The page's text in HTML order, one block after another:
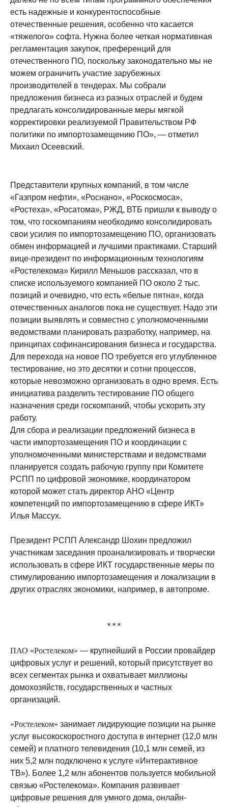
есть надежные и конкурентоспособные
отечественные решения, особенно что касается
«тяжелого» софта. Нужна более четкая нормативная
регламентация закупок, преференций для
отечественного ПО, поскольку законодательно мы не
можем ограничить участие зарубежных
производителей в тендерах. Мы собрали
предложения бизнеса из разных отраслей и будем
предлагать консолидированные меры мягкой
корректировки реализуемой Правительством РФ
политики по импортозамещению ПО», — отметил
Михаил Осеевский.
Представители крупных компаний, в том числе
«Газпром нефти», «Роснано», «Роскосмоса»,
«Ростеха», «Росатома», РЖД, ВТБ пришли к выводу о
том, что госкомпаниям необходимо консолидировать
свои усилия по импортозамещению ПО, организовать
обмен информацией и лучшими практиками. Старший
вице-президент по информационным технологиям
«Ростелекома» Кирилл Меньшов рассказал, что в
списке используемого компанией ПО около 2 тыс.
позиций и очевидно, что есть «белые пятна», когда
отечественных аналогов пока не существует. Надо эти
позиции выявлять и совместно с уполномоченными
ведомствами планировать разработку, например, на
принципах софинансирования бизнеса и государства.
Для перехода на новое ПО требуется его углубленное
тестирование, но это десятки и сотни процессов,
которые невозможно организовать в одно время. Есть
инициатива разделить тестирование ПО общего
назначения среди госкомпаний, чтобы ускорить эту
работу.
Для сбора и реализации предложений бизнеса в
части импортозамещения ПО и координации с
уполномоченными министерствами и ведомствами
планируется создать рабочую группу при Комитете
РСПП по цифровой экономике, координатором
которой может стать директор АНО «Центр
компетенций по импортозамещению в сфере ИКТ»
Илья Массух.
Президент РСПП Александр Шохин предложил
участникам заседания проанализировать и творчески
использовать в сфере ИКТ государственные меры по
стимулированию импортозамещения и локализации в
других отраслях экономики, например, в автопроме.
* * *
ПАО «Ростелеком» — крупнейший в России провайдер
цифровых услуг и решений, который присутствует во
всех сегментах рынка и охватывает миллионы
домохозяйств, государственных и частных
организаций.
«Ростелеком» занимает лидирующие позиции на рынке
услуг высокоскоростного доступа в интернет (12,0 млн
семей) и платного телевидения (10,1 млн семей, из
них 5,2 млн подключено к услуге «Интерактивное
ТВ»). Более 1,2 млн абонентов пользуется мобильной
связью «Ростелекома». Компания развивает
цифровые решения для умного дома, онлайн-